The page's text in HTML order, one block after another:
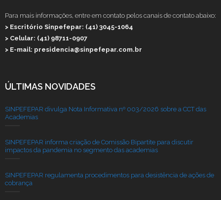
Para mais informações, entre em contato pelos canais de contato abaixo:
> Escritório Sinpefepar: (41) 3045-1064
> Celular: (41) 98711-0907
> E-mail: presidencia@sinpefepar.com.br
ÚLTIMAS NOVIDADES
SINPEFEPAR divulga Nota Informativa nº 003/2026 sobre a CCT das
Academias
SINPEFEPAR informa criação de Comissão Bipartite para discutir
impactos da pandemia no segmento das academias
SINPEFEPAR regulamenta procedimentos para desistência de ações de
cobrança